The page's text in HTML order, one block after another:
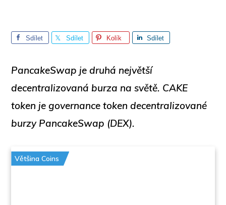
Sdílet Sdílet Kolík Sdílet
PancakeSwap je druhá největší
decentralizovaná burza na světě. CAKE
token je governance token decentralizované
burzy PancakeSwap (DEX).
Většina Coins